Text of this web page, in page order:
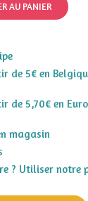
AU PANIER
de 5€ en
de 5,70€ en
magasin
? Utiliser notre